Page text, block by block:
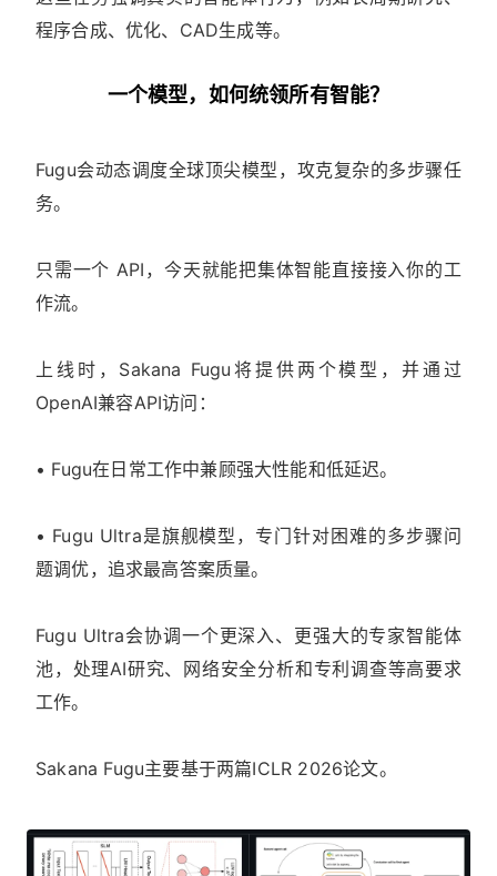
程序合成、优化、CAD生成等。
一个模型，如何统领所有智能？
Fugu会动态调度全球顶尖模型，攻克复杂的多步骤任
务。
只需一个 API，今天就能把集体智能直接接入你的工
作流。
上线时，Sakana Fugu将提供两个模型，并通过
OpenAI兼容API访问：
• Fugu在日常工作中兼顾强大性能和低延迟。
• Fugu Ultra是旗舰模型，专门针对困难的多步骤问
题调优，追求最高答案质量。
Fugu Ultra会协调一个更深入、更强大的专家智能体
池，处理AI研究、网络安全分析和专利调查等高要求
工作。
Sakana Fugu主要基于两篇ICLR 2026论文。